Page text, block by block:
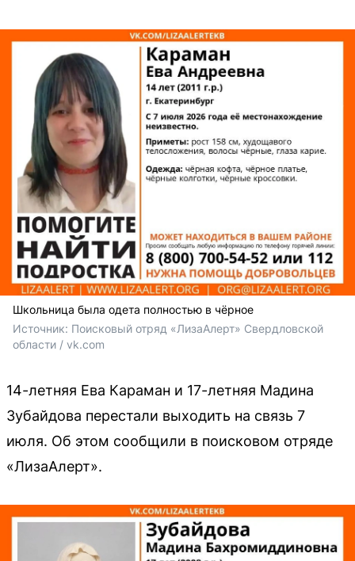
Школьница была одета полностью в чёрное
Источник: Поисковый отряд «ЛизаАлерт» Свердловской
области / vk.com
14-летняя Ева Караман и 17-летняя Мадина
Зубайдова перестали выходить на связь 7
июля. Об этом сообщили в поисковом отряде
«ЛизаАлерт».